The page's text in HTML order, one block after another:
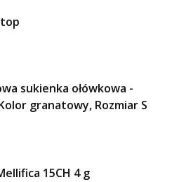
sukienka ołówkowa -
granatowy, Rozmiar S
15CH 4 g